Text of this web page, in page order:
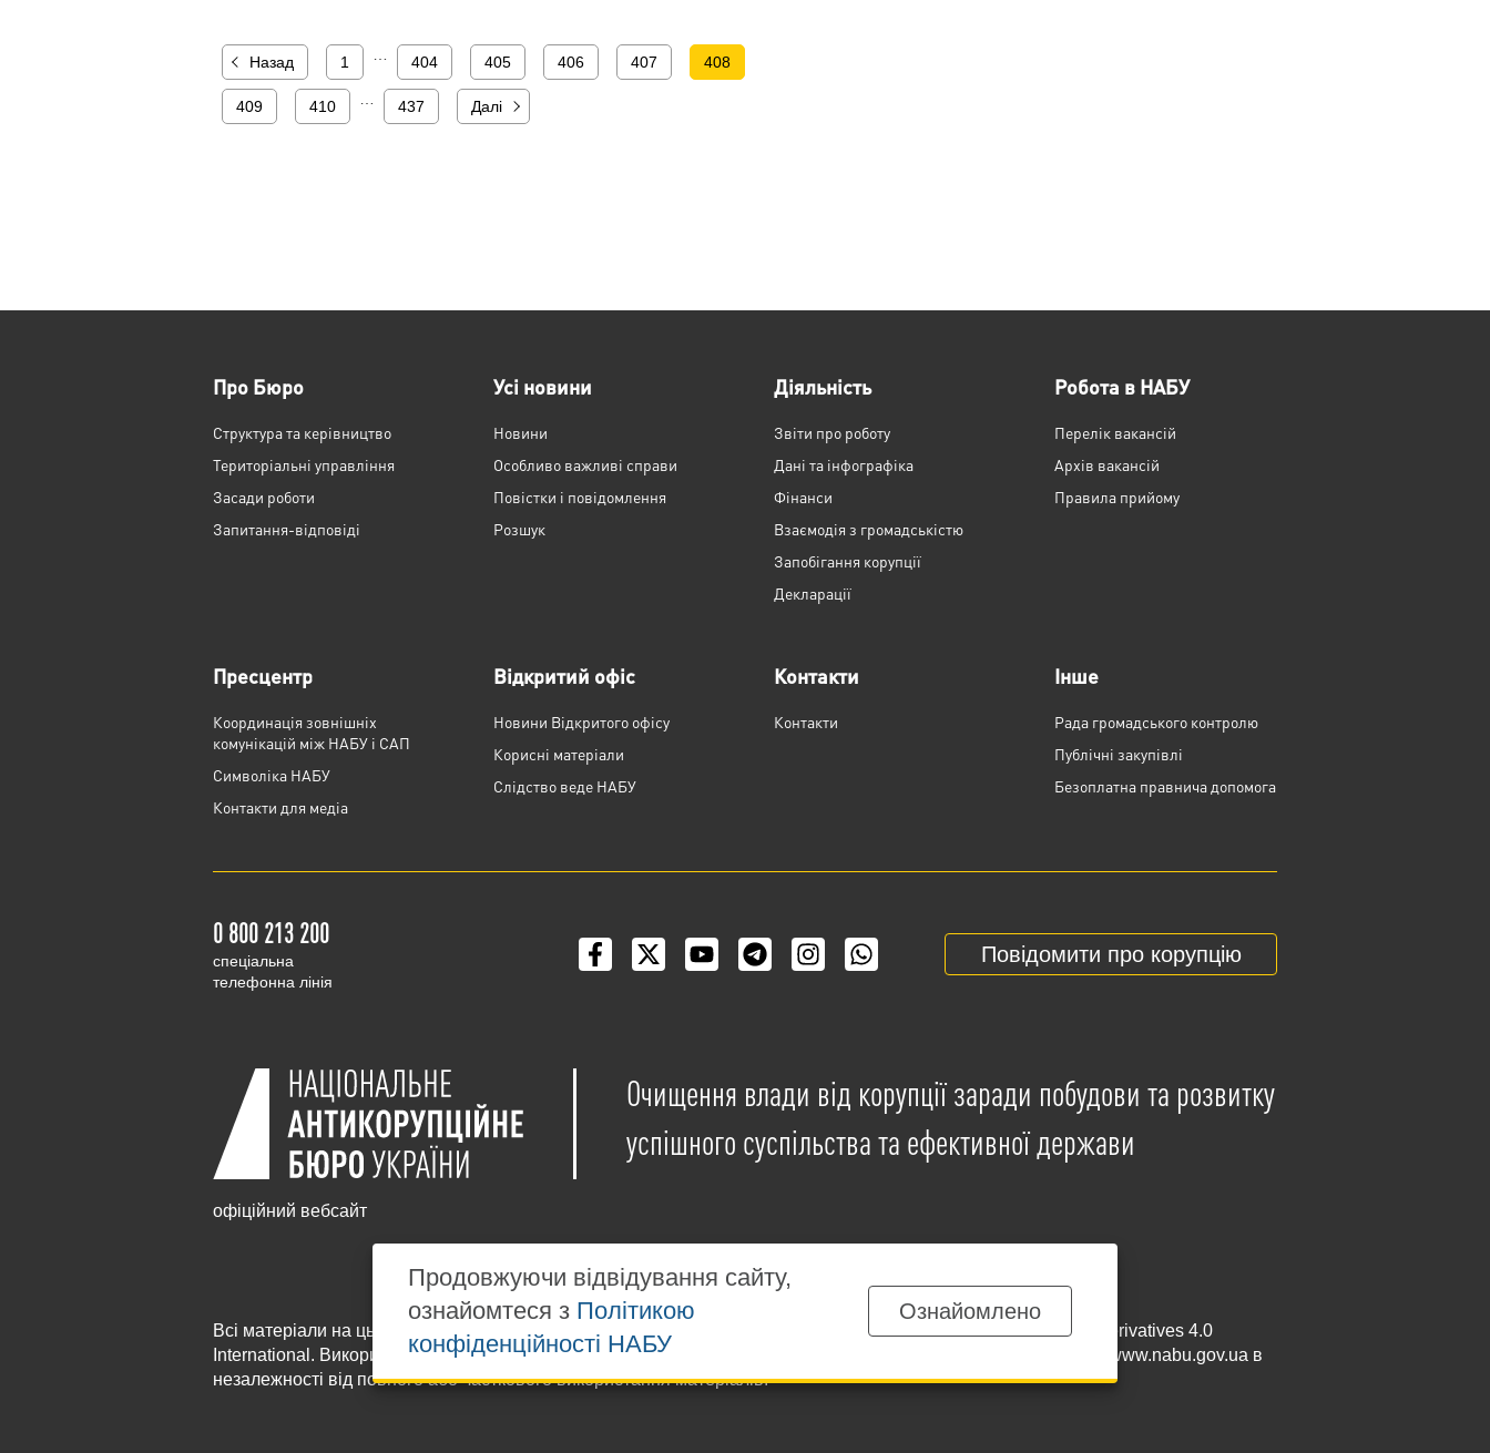
Назад 1 404 405 406 407 408
409 410 437 Далі
Про Бюро
Структура та керівництво
Територіальні управління
Засади роботи
Запитання-відповіді
Усі новини
Новини
Особливо важливі справи
Повістки і повідомлення
Розшук
Діяльність
Звіти про роботу
Дані та інфографіка
Фінанси
Взаємодія з громадськістю
Запобігання корупції
Декларації
Робота в НАБУ
Перелік вакансій
Архів вакансій
Правила прийому
Пресцентр
Координація зовнішніх
комунікацій між НАБУ і САП
Cимволіка НАБУ
Контакти для медіа
Відкритий офіс
Новини Відкритого офісу
Корисні матеріали
Слідство веде НАБУ
Контакти
Контакти
Інше
Рада громадського контролю
Публічні закупівлі
Безоплатна правнича допомога
0 800 213 200
cпеціальна
телефонна лінія
Повідомити про корупцію
офіційний вебсайт
Очищення влади від корупції заради побудови та розвитку
успішного суспільства та ефективної держави
Всі матеріали на цьому сайті розміщені на умовах ліцензії
Creative Commons Attribution-NonCommercial-NoDerivatives 4.0
International . Використання будь-яких матеріалів, розміщених на сайті, дозволяється за умови посилання на www.nabu.gov.ua в
незалежності від повного або часткового використання матеріалів.
Продовжуючи відвідування сайту,
ознайомтеся з Політикою
конфіденційності НАБУ
Ознайомлено